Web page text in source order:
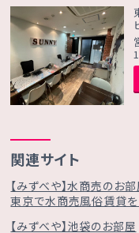
関連サイト
【みずべや】水商売のお
東京で水商売風俗賃貸
【みずべや】池袋のお部屋